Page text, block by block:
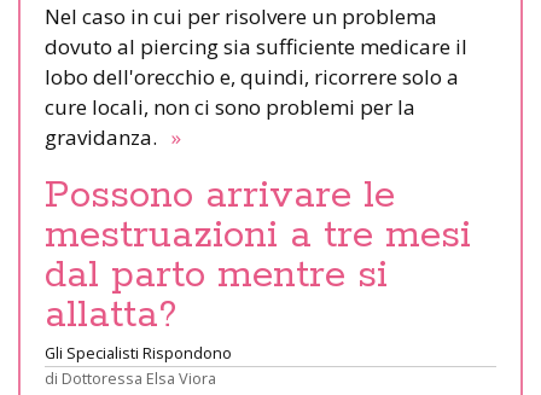
Nel caso in cui per risolvere un problema
dovuto al piercing sia sufficiente medicare il
lobo dell'orecchio e, quindi, ricorrere solo a
cure locali, non ci sono problemi per la
gravidanza. »
Possono arrivare le
mestruazioni a tre mesi
dal parto mentre si
allatta?
Gli Specialisti Rispondono
di Dottoressa Elsa Viora